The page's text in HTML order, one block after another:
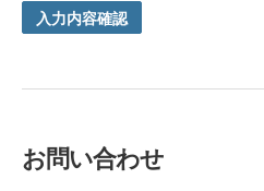
します。
4. 第三者提供について
ご入力頂く個人情報は第三者に提
正・追加・削除、利用の停止また
入力内容確認
お問い合わせ